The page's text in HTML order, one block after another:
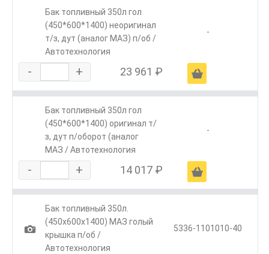
Бак топливный 350л гол
(450*600*1400) неоригинал
т/з, дут (аналог МАЗ) п/об /
Автотехнология
-
- + 23 961 ₽ Ä
Бак топливный 350л гол
(450*600*1400) оригинал т/
з, дут п/оборот (аналог
МАЗ / Автотехнология
-
- + 14 017 ₽ Ä
1
Бак топливный 350л.
(450х600х1400) МАЗ голый
крышка п/об /
Автотехнология
5336-1101010-40